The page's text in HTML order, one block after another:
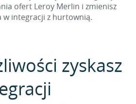
ofert Leroy Merlin i zmienisz
w integracji z hurtownią.
zyskasz